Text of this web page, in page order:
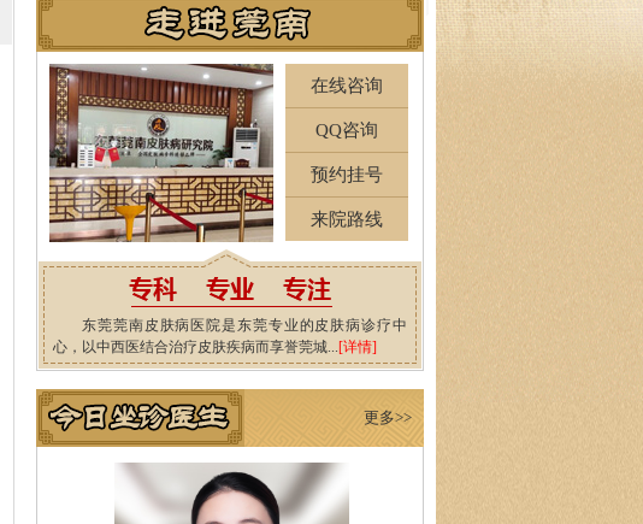
在线咨询
QQ咨询
预约挂号
来院路线
东莞莞南皮肤病医院是东莞专业的皮肤病诊疗中
心，以中西医结合治疗皮肤疾病而享誉莞城...[详情]
更多>>